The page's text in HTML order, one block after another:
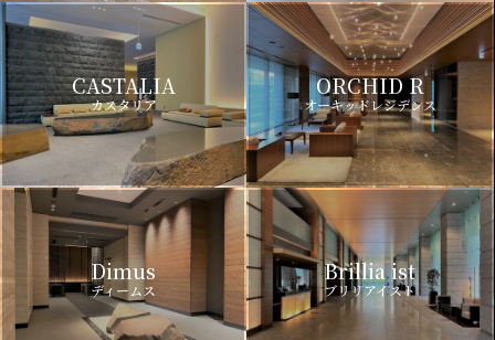
CASTALIA
カスタリア
ORCHID R
オーキッドレジデンス
Dimus
ディームス
Brillia ist
ブリリアイスト